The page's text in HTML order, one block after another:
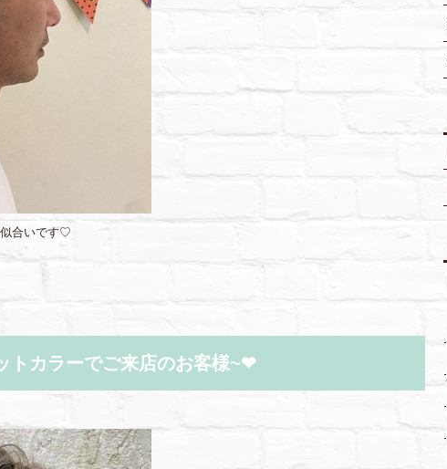
似合いです♡
トカラーでご来店のお客様~❤︎